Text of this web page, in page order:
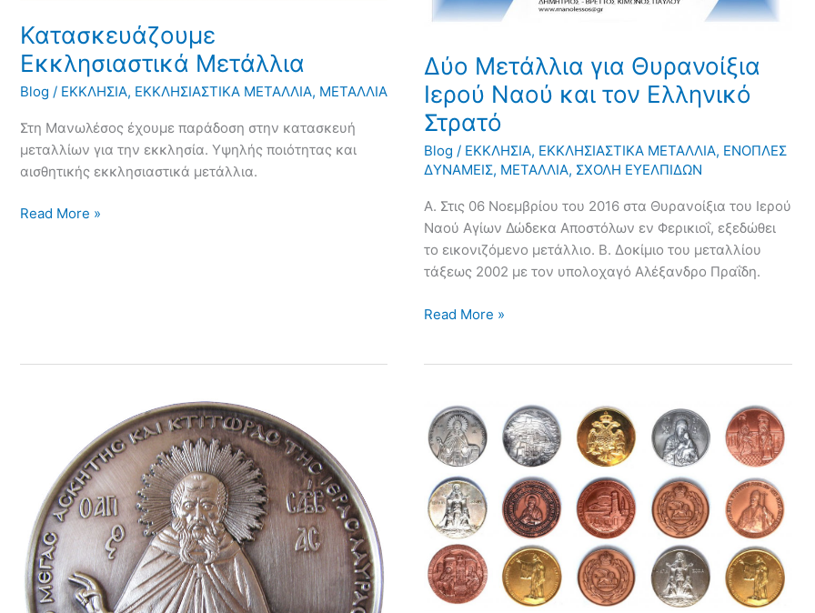
Κατασκευάζουμε
Εκκλησιαστικά Μετάλλια
Blog / ΕΚΚΛΗΣΙΑ, ΕΚΚΛΗΣΙΑΣΤΙΚΑ ΜΕΤΑΛΛΙΑ, ΜΕΤΑΛΛΙΑ
Στη Μανωλέσος έχουμε παράδοση στην κατασκευή
μεταλλίων για την εκκλησία. Υψηλής ποιότητας και
αισθητικής εκκλησιαστικά μετάλλια.
Read More »
Δύο Μετάλλια για Θυρανοίξια
Ιερού Ναού και τον Ελληνικό
Στρατό
Blog / ΕΚΚΛΗΣΙΑ, ΕΚΚΛΗΣΙΑΣΤΙΚΑ ΜΕΤΑΛΛΙΑ, ΕΝΟΠΛΕΣ
ΔΥΝΑΜΕΙΣ, ΜΕΤΑΛΛΙΑ, ΣΧΟΛΗ ΕΥΕΛΠΙΔΩΝ
A. Στις 06 Νοεμβρίου του 2016 στα Θυρανοίξια του Ιερού
Ναού Αγίων Δώδεκα Αποστόλων εν Φερικιοΐ, εξεδώθει
το εικονιζόμενο μετάλλιο. B. Δοκίμιο του μεταλλίου
τάξεως 2002 με τον υπολοχαγό Αλέξανδρο Πραΐδη.
Read More »
Αιτωλός
1500
χρόνια
(502-
2002)
Εκκλησιαστικά
Μετάλλια